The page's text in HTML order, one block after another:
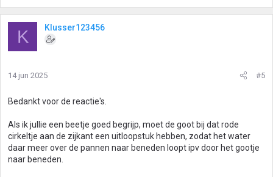
K Klusser123456
14 jun 2025 #5
Bedankt voor de reactie's.
Als ik jullie een beetje goed begrijp, moet de goot bij dat rode
cirkeltje aan de zijkant een uitloopstuk hebben, zodat het water
daar meer over de pannen naar beneden loopt ipv door het gootje
naar beneden.